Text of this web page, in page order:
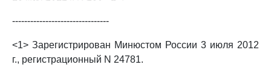
--------------------------------
<1> Зарегистрирован Минюстом России 3 июля 2012
г., регистрационный N 24781.